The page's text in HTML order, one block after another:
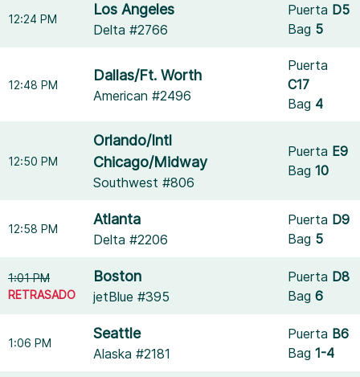
12:24 PM
Los Angeles
Delta #2766
Puerta D5
Bag 5
12:48 PM
Dallas/Ft. Worth
American #2496
Puerta
C17
Bag 4
12:50 PM
Orlando/Intl
Chicago/Midway
Southwest #806
Puerta E9
Bag10
12:58 PM
Atlanta
Delta #2206
Puerta D9
Bag 5
1:01 PM
RETRASADO
Boston
jetBlue #395
Puerta D8
Bag6
1:06 PM
Seattle
Alaska #2181
Puerta B6
Bag1-4